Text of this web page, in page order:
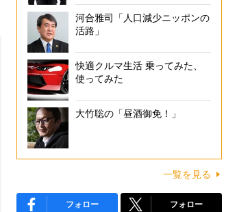
河合雅司「人口減少ニッポンの
活路」
快適クルマ生活 乗ってみた、
使ってみた
大竹聡の「昼酒御免！」
一覧を見る
フォロー フォロー